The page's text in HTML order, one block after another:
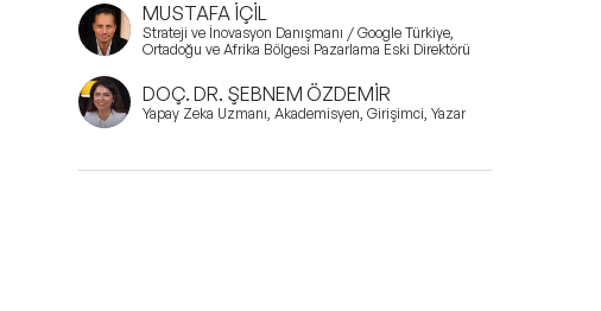
MUSTAFA İÇİL
Strateji ve İnovasyon Danışmanı / Google Türkiye,
Ortadoğu ve Afrika Bölgesi Pazarlama Eski Direktörü
DOÇ. DR. ŞEBNEM ÖZDEMİR
Yapay Zeka Uzmanı, Akademisyen, Girişimci, Yazar